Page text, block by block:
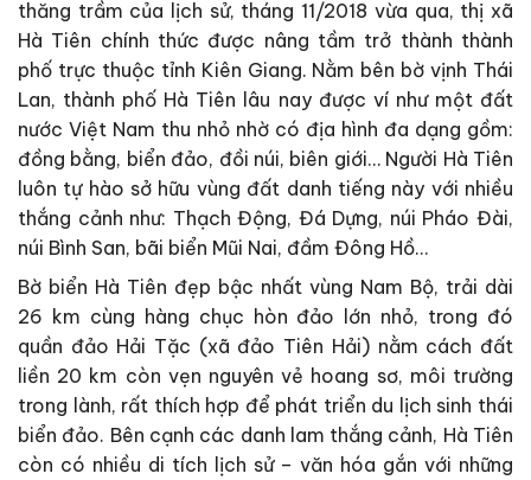
thăng trầm của lịch sử, tháng 11/2018 vừa qua, thị xã
Hà Tiên chính thức được nâng tầm trở thành thành
phố trực thuộc tỉnh Kiên Giang. Nằm bên bờ vịnh Thái
Lan, thành phố Hà Tiên lâu nay được ví như một đất
nước Việt Nam thu nhỏ nhờ có địa hình đa dạng gồm:
đồng bằng, biển đảo, đồi núi, biên giới… Người Hà Tiên
luôn tự hào sở hữu vùng đất danh tiếng này với nhiều
thắng cảnh như: Thạch Động, Đá Dựng, núi Pháo Đài,
núi Bình San, bãi biển Mũi Nai, đầm Đông Hồ…
Bờ biển Hà Tiên đẹp bậc nhất vùng Nam Bộ, trải dài
26 km cùng hàng chục hòn đảo lớn nhỏ, trong đó
quần đảo Hải Tặc (xã đảo Tiên Hải) nằm cách đất
liền 20 km còn vẹn nguyên vẻ hoang sơ, môi trường
trong lành, rất thích hợp để phát triển du lịch sinh thái
biển đảo. Bên cạnh các danh lam thắng cảnh, Hà Tiên
còn có nhiều di tích lịch sử – văn hóa gắn với những